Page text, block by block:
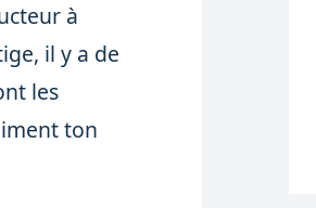
à
il y a de
les
ton